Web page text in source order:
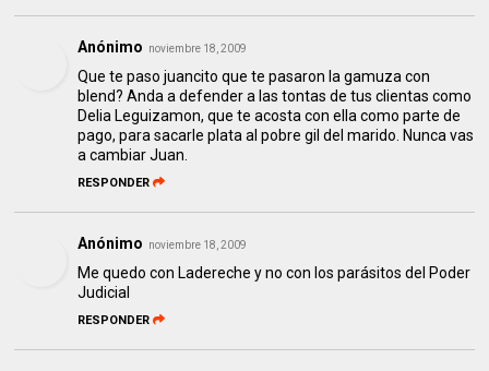
Anónimo noviembre 18, 2009
Que te paso juancito que te pasaron la gamuza con
blend? Anda a defender a las tontas de tus clientas como
Delia Leguizamon, que te acosta con ella como parte de
pago, para sacarle plata al pobre gil del marido. Nunca vas
a cambiar Juan.
RESPONDER
Anónimo noviembre 18, 2009
Me quedo con Ladereche y no con los parásitos del Poder
Judicial
RESPONDER